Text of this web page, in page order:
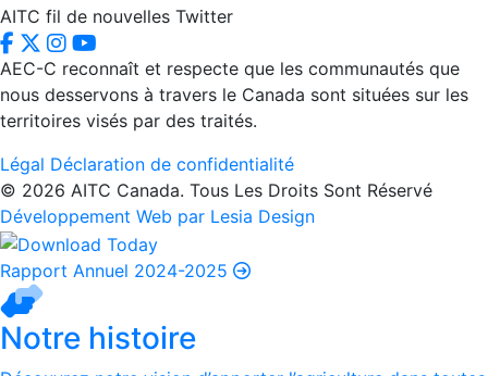
AITC fil de nouvelles Twitter
AEC-C reconnaît et respecte que les communautés que
nous desservons à travers le Canada sont situées sur les
territoires visés par des traités.
Légal Déclaration de confidentialité
© 2026 AITC Canada. Tous Les Droits Sont Réservé
Développement Web par Lesia Design
Rapport Annuel 2024-2025
Notre histoire